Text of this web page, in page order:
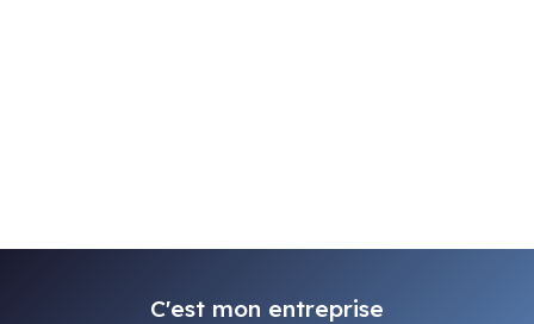
C'est mon entreprise